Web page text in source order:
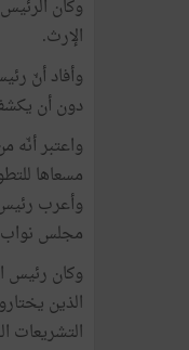
وكان
الإرث.
وأفاد أنّ
دون أن
واعتبر أنّه
مسعاها
وأعرب
مجلس نواب
وكان رئيس
الذين
التشريعات